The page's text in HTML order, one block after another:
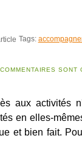
Tags:
SONT
aux activités
en elles-
et bien fait.